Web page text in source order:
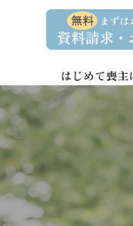
資
求
問
い
合
せ
はじめて喪